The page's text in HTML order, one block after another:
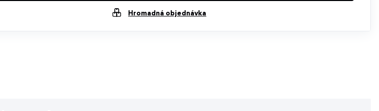
Hromadná objednávka